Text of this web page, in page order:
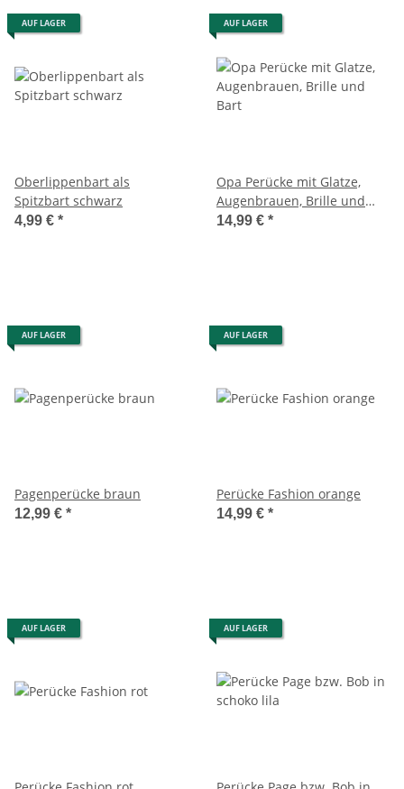
AUF LAGER
Oberlippenbart als
Spitzbart schwarz
4,99 € *
AUF LAGER
Opa Perücke mit Glatze,
Augenbrauen, Brille und
Bart
14,99 € *
AUF LAGER
Pagenperücke braun
12,99 € *
AUF LAGER
Perücke Fashion orange
14,99 € *
AUF LAGER AUF LAGER